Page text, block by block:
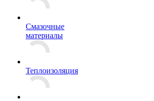
Смазочные
материалы
Теплоизоляция